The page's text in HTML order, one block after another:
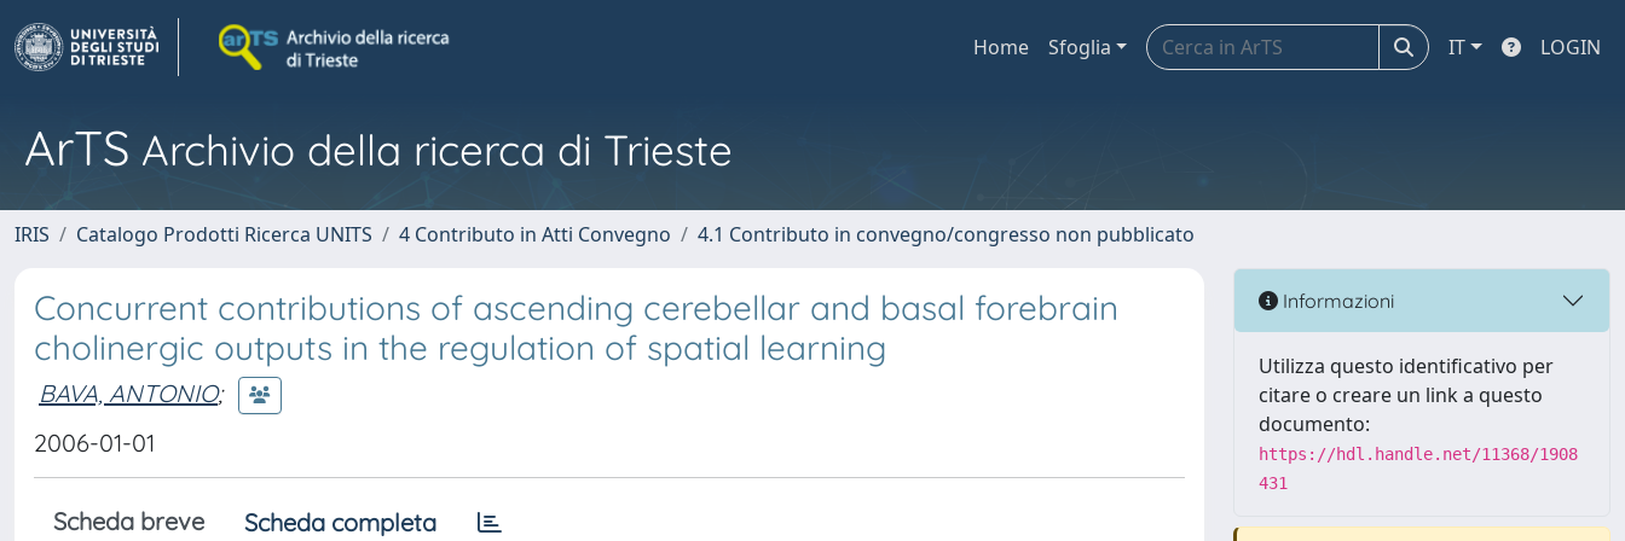
Home Sfoglia IT LOGIN
ArTS Archivio della ricerca di Trieste
IRIS Catalogo Prodotti Ricerca UNITS 4 Contributo in Atti Convegno 4.1 Contributo in convegno/congresso non pubblicato
Concurrent contributions of ascending cerebellar and basal forebrain
cholinergic outputs in the regulation of spatial learning
BAVA, ANTONIO;
2006-01-01
Scheda breve Scheda completa
Informazioni
Utilizza questo identificativo per
citare o creare un link a questo
documento:
https://hdl.handle.net/11368/1908
431